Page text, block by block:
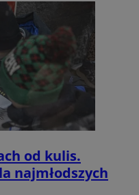
od kulis.
najmłodszych